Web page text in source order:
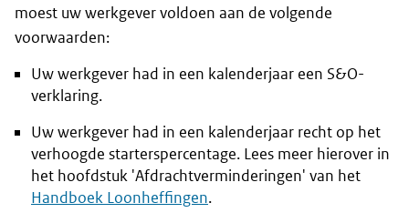
moest uw werkgever voldoen aan de volgende
voorwaarden:
Uw werkgever had in een kalenderjaar een S&O-
verklaring.
Uw werkgever had in een kalenderjaar recht op het
verhoogde starterspercentage. Lees meer hierover in
het hoofdstuk 'Afdrachtverminderingen' van het
Handboek Loonheffingen.